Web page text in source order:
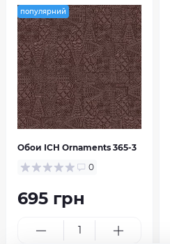
популярний
Обои ІСН Ornaments 365-3
0
695 грн